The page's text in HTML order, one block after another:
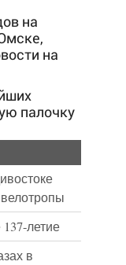
на
на
палочку
летие
в